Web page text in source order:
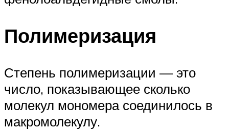
Полимеризация
Степень полимеризации — это
число, показывающее сколько
молекул мономера соединилось в
макромолекулу.